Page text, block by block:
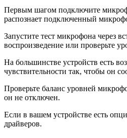
Первым шагом подключите
распознает подключенный
Запустите тест микрофона через
воспроизведение или проверьте
На большинстве устройств есть
чувствительности так, чтобы он
Проверьте баланс уровней
он не отключен.
Если в вашем устройстве есть
драйверов.